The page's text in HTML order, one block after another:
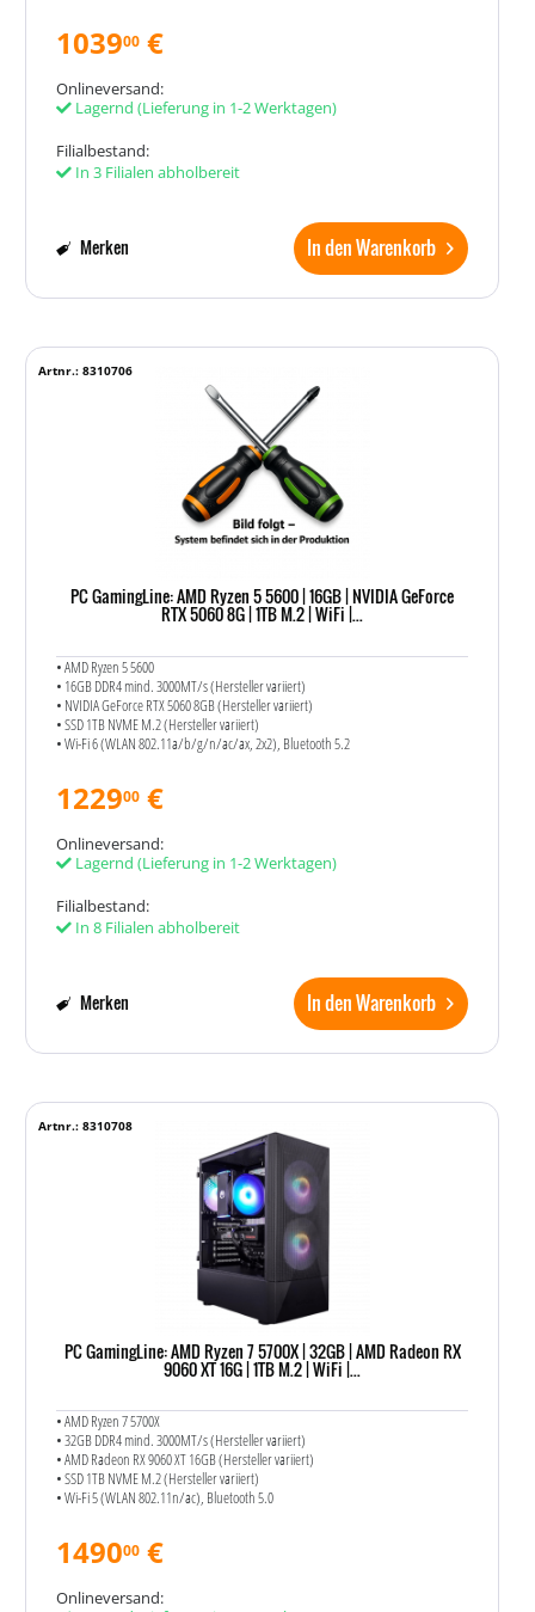
103900 €
Onlineversand:
Lagernd (Lieferung in 1-2 Werktagen)
Filialbestand:
In 3 Filialen abholbereit
In den Warenkorb
Merken
PC GamingLine: AMD Ryzen 5 5600 | 16GB | NVIDIA GeForce
RTX 5060 8G | 1TB M.2 | WiFi |...
• AMD Ryzen 5 5600
• 16GB DDR4 mind. 3000MT/s (Hersteller variiert)
• NVIDIA GeForce RTX 5060 8GB (Hersteller variiert)
• SSD 1TB NVME M.2 (Hersteller variiert)
• Wi-Fi 6 (WLAN 802.11a/​b/​g/​n/​ac/​ax, 2x2), Bluetooth 5.2
Artnr.: 8310706
122900 €
Onlineversand:
Lagernd (Lieferung in 1-2 Werktagen)
Filialbestand:
In 8 Filialen abholbereit
In den Warenkorb
Merken
PC GamingLine: AMD Ryzen 7 5700X | 32GB | AMD Radeon RX
9060 XT 16G | 1TB M.2 | WiFi |...
• AMD Ryzen 7 5700X
• 32GB DDR4 mind. 3000MT/s (Hersteller variiert)
• AMD Radeon RX 9060 XT 16GB (Hersteller variiert)
• SSD 1TB NVME M.2 (Hersteller variiert)
• Wi-Fi 5 (WLAN 802.11n/​ac), Bluetooth 5.0
Artnr.: 8310708
149000 €
Onlineversand: